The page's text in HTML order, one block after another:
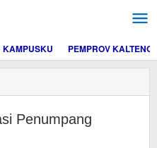
KAMPUSKU PEMPROV KALTENG
Penumpang